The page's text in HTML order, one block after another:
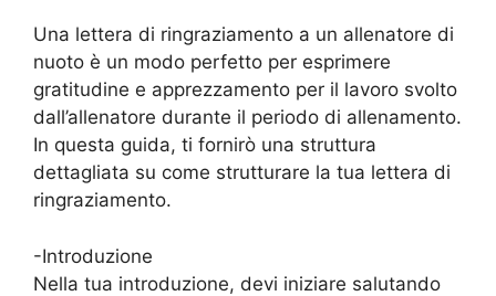
Una lettera di ringraziamento a un allenatore di
nuoto è un modo perfetto per esprimere
gratitudine e apprezzamento per il lavoro svolto
dall’allenatore durante il periodo di allenamento.
In questa guida, ti fornirò una struttura
dettagliata su come strutturare la tua lettera di
ringraziamento.
-Introduzione
Nella tua introduzione, devi iniziare salutando